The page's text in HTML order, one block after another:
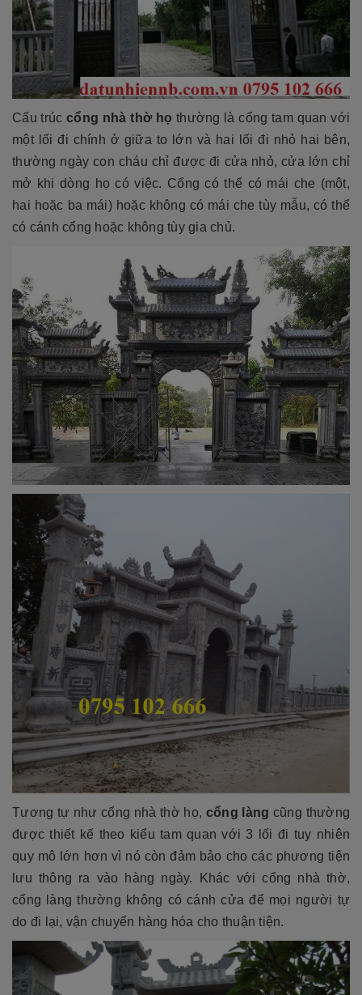
Cấu trúccổng nhà thờ họ thường là cổng tam quan với
một lối đi chính ở giữa to lớn và hai lối đi nhỏ hai bên,
thường ngày con cháu chỉ được đi cửa nhỏ, cửa lớn chỉ
mở khi dòng họ có việc. Cổng có thể có mái che (một,
hai hoặc ba mái) hoặc không có mái che tùy mẫu, có thể
có cánh cổng hoặc không tùy gia chủ.
Tương tự như cổng nhà thờ họ, cổng làng cũng thường
được thiết kế theo kiểu tam quan với 3 lối đi tuy nhiên
quy mô lớn hơn vì nó còn đảm bảo cho các phương tiện
lưu thông ra vào hàng ngày. Khác với cổng nhà thờ,
cổng làng thường không có cánh cửa để mọi người tự
do đi lại, vận chuyển hàng hóa cho thuận tiện.